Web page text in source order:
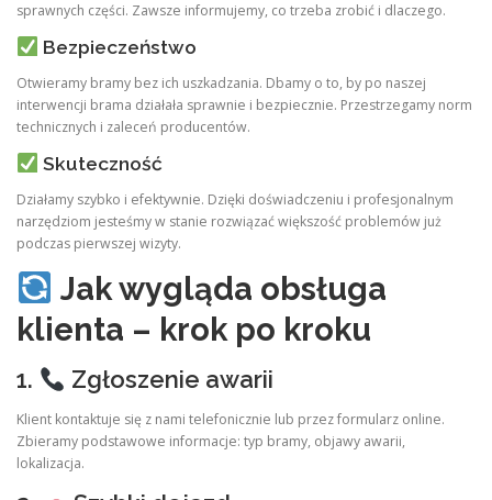
sprawnych części. Zawsze informujemy, co trzeba zrobić i dlaczego.
Bezpieczeństwo
Otwieramy bramy bez ich uszkadzania. Dbamy o to, by po naszej
interwencji brama działała sprawnie i bezpiecznie. Przestrzegamy norm
technicznych i zaleceń producentów.
Skuteczność
Działamy szybko i efektywnie. Dzięki doświadczeniu i profesjonalnym
narzędziom jesteśmy w stanie rozwiązać większość problemów już
podczas pierwszej wizyty.
Jak wygląda obsługa
klienta – krok po kroku
1. Zgłoszenie awarii
Klient kontaktuje się z nami telefonicznie lub przez formularz online.
Zbieramy podstawowe informacje: typ bramy, objawy awarii,
lokalizacja.